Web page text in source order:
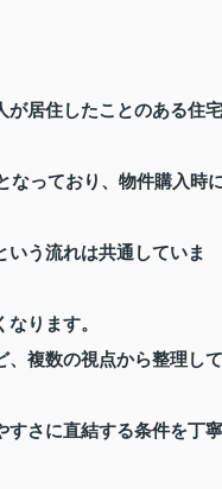
が居住したことのある住宅
なっており、物件購入時
う流れは共通していま
ります。
、複数の視点から整理して
すさに直結する条件を丁寧